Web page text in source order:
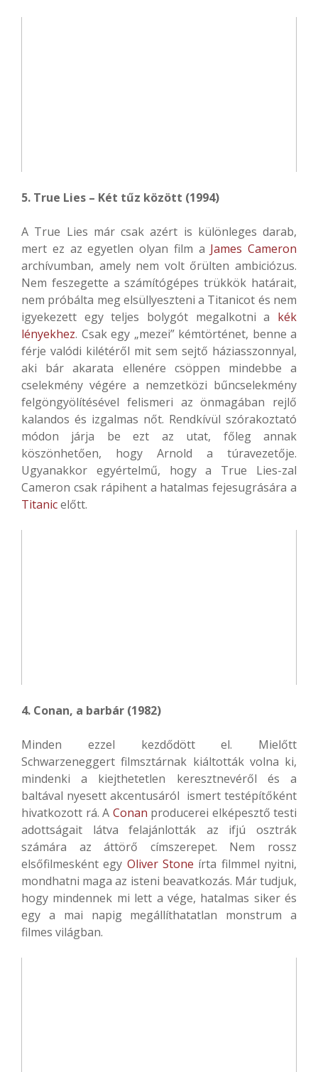
5. True Lies – Két tűz között (1994)
A True Lies már csak azért is különleges darab,
mert ez az egyetlen olyan film a James Cameron
archívumban, amely nem volt őrülten ambiciózus.
Nem feszegette a számítógépes trükkök határait,
nem próbálta meg elsüllyeszteni a Titanicot és nem
igyekezett egy teljes bolygót megalkotni a kék
lényekhez. Csak egy „mezei” kémtörténet, benne a
férje valódi kilétéről mit sem sejtő háziasszonnyal,
aki bár akarata ellenére csöppen mindebbe a
cselekmény végére a nemzetközi bűncselekmény
felgöngyölítésével felismeri az önmagában rejlő
kalandos és izgalmas nőt. Rendkívül szórakoztató
módon járja be ezt az utat, főleg annak
köszönhetően, hogy Arnold a túravezetője.
Ugyanakkor egyértelmű, hogy a True Lies-zal
Cameron csak rápihent a hatalmas fejesugrására a
Titanicelőtt.
4. Conan, a barbár (1982)
Minden ezzel kezdődött el. Mielőtt
Schwarzeneggert filmsztárnak kiáltották volna ki,
mindenki a kiejthetetlen keresztnevéről és a
baltával nyesett akcentusáról ismert testépítőként
hivatkozott rá. A Conan producerei elképesztő testi
adottságait látva felajánlották az ifjú osztrák
számára az áttörő címszerepet. Nem rossz
elsőfilmesként egy Oliver Stone írta filmmel nyitni,
mondhatni maga az isteni beavatkozás. Már tudjuk,
hogy mindennek mi lett a vége, hatalmas siker és
egy a mai napig megállíthatatlan monstrum a
filmes világban.